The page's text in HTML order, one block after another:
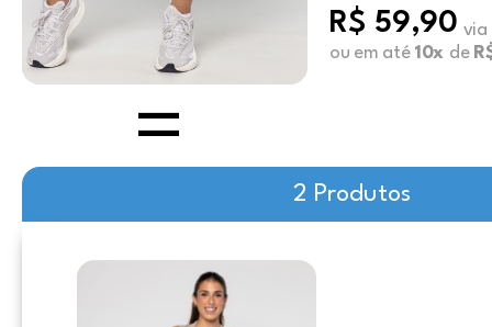
R$ 59,90 via
ou em até 10x de
2 Produtos